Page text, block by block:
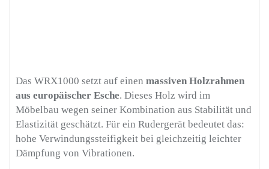
Das WRX1000 setzt auf einen massiven Holzrahmen
aus europäischer Esche. Dieses Holz wird im
Möbelbau wegen seiner Kombination aus Stabilität und
Elastizität geschätzt. Für ein Rudergerät bedeutet das:
hohe Verwindungssteifigkeit bei gleichzeitig leichter
Dämpfung von Vibrationen.